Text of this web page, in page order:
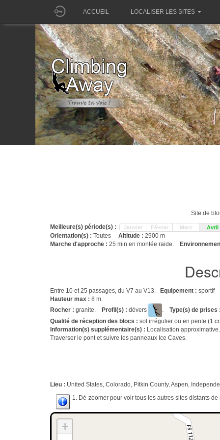
ACCUEIL LOCALISER LES SITES
Site de
Meilleure(s) période(s) : Janvier Février Mars Avril
Orientation(s) : Toutes Altitude : 2900 m
Marche d'approche : 25 min en montée raide.
Entre 10 et 25 passages, du V7 au V13. Equipement : sportif
Hauteur max : 8 m.
Rocher : granite. Profil(s) : dévers . Type(s) de prises
Qualité de réception des blocs : sol irrégulier ou en pente (1
Information(s) supplémentaire(s) : Localisation approximative.
Traverser le pont et suivre les panneaux Ice Caves.
Lieu : United States, Colorado, Pitkin County, Aspen,
1. Dé-zoomer pour voir tous les autres sites distants
+